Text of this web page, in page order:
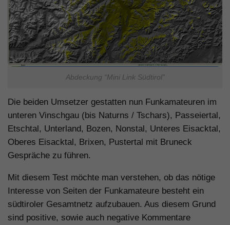
Abdeckung “Mini Link Südtirol”
Die beiden Umsetzer gestatten nun Funkamateuren im
unteren Vinschgau (bis Naturns / Tschars), Passeiertal,
Etschtal, Unterland, Bozen, Nonstal, Unteres Eisacktal,
Oberes Eisacktal, Brixen, Pustertal mit Bruneck
Gespräche zu führen.
Mit diesem Test möchte man verstehen, ob das nötige
Interesse von Seiten der Funkamateure besteht ein
südtiroler Gesamtnetz aufzubauen. Aus diesem Grund
sind positive, sowie auch negative Kommentare